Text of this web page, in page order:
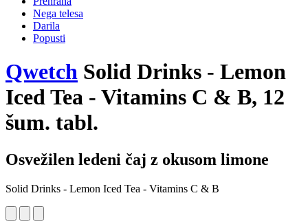
Nega telesa
Darila
Popusti
Qwetch Solid Drinks - Lemon
Iced Tea - Vitamins C & B, 12
šum. tabl.
Osvežilen ledeni čaj z okusom limone
Solid Drinks - Lemon Iced Tea - Vitamins C & B